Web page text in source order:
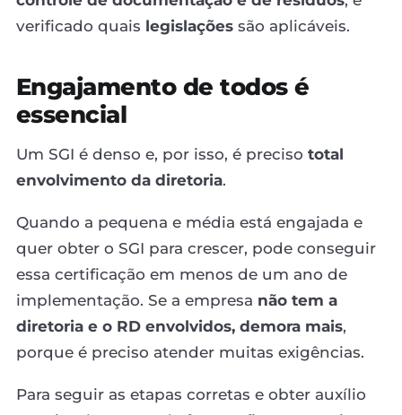
verificado quais legislações são aplicáveis.
Engajamento de todos é
essencial
Um SGI é denso e, por isso, é preciso total
envolvimento da diretoria.
Quando a pequena e média está engajada e
quer obter o SGI para crescer, pode conseguir
essa certificação em menos de um ano de
implementação. Se a empresa não tem a
diretoria e o RD envolvidos, demora mais,
porque é preciso atender muitas exigências.
Para seguir as etapas corretas e obter auxílio